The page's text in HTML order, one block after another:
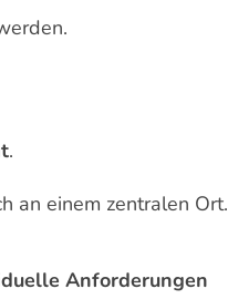
.
an einem zentralen Ort.
Anforderungen